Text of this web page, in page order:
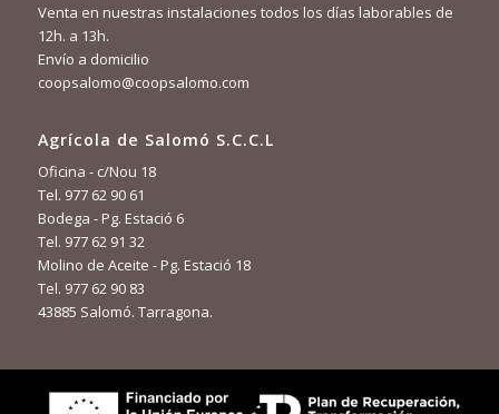
Venta en nuestras instalaciones todos los días laborables de
12h. a 13h.
Envío a domicilio
coopsalomo@coopsalomo.com
Agrícola de Salomó S.C.C.L
Oficina - c/Nou 18
Tel. 977 62 90 61
Bodega - Pg. Estació 6
Tel. 977 62 91 32
Molino de Aceite - Pg. Estació 18
Tel. 977 62 90 83
43885 Salomó. Tarragona.